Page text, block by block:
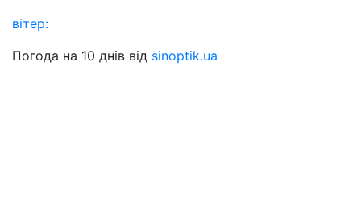
вітер:
Погода на 10 днів від sinoptik.ua